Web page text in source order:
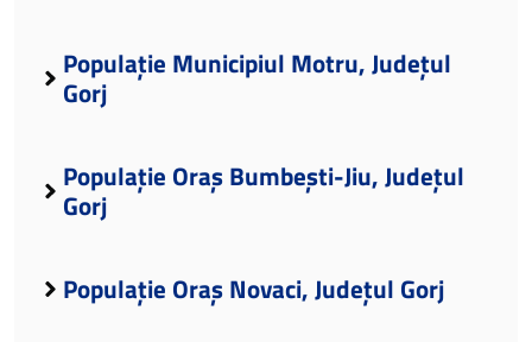
Populație Municipiul Motru, Județul
Gorj
Populație Oraș Bumbești-Jiu, Județul
Gorj
Populație Oraș Novaci, Județul Gorj